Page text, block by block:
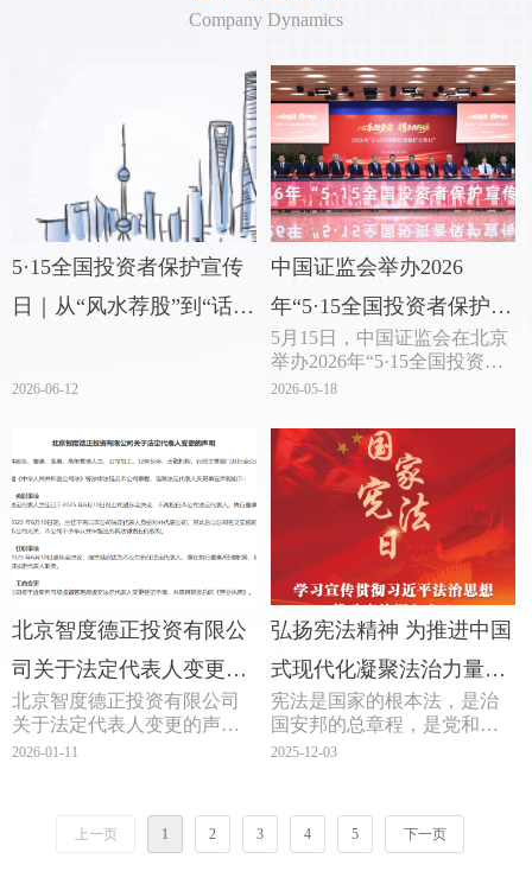
Company Dynamics
5·15全国投资者保护宣传
日｜从“风水荐股”到“话术
南请查收
2026-06-12
中国证监会举办2026
年“5·15全国投资者保护宣
传日”活动
5月15日，中国证监会在北京
举办2026年“5·15全国投资者
保护宣传日”活动。证监会党
2026-05-18
北京智度德正投资有限公
司关于法定代表人变更的
声明
北京智度德正投资有限公司
关于法定代表人变更的声明
工、业务伙伴、金融机构、
行政主管部门及社会公众
2026-01-11
弘扬宪法精神 为推进中国
式现代化凝聚法治力量
——写在第十二个国家宪
法日到来之际
宪法是国家的根本法，是治
国安邦的总章程，是党和人
民意志的集中体现。
从举行首都各界纪念现
行宪法公布施行30周年大
2025-12-03
上一页 1 2 3 4 5 下一页